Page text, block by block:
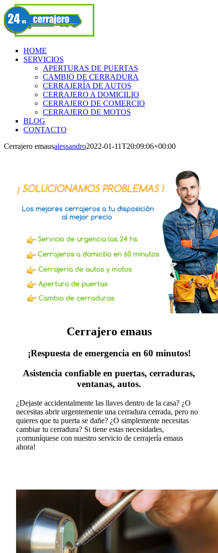
Skip
to
content
Facebook
HOME
SERVICIOS
APERTURAS DE PUERTAS
CAMBIO DE CERRADURA
CERRAJERÍA DE AUTOS
CERRAJERO A DOMICILIO
CERRAJERO DE COMERCIO
CERRAJERO DE MOTOS
BLOG
CONTACTO
Cerrajero emausalessandro2022-01-11T20:09:06+00:00
Cerrajero emaus
¡Respuesta de emergencia en 60 minutos!
Asistencia confiable en puertas, cerraduras,
ventanas, autos.
¿Dejaste accidentalmente las llaves dentro de la casa? ¿O
necesitas abrir urgentemente una cerradura cerrada, pero no
quieres que tu puerta se dañe? ¿O simplemente necesitas
cambiar tu cerradura? Si tiene estas necesidades,
¡comuníquese con nuestro servicio de cerrajería emaus
ahora!